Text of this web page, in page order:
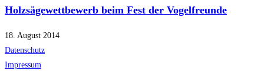
Holzsägewettbewerb beim Fest der Vogelfreunde
18. August 2014
Datenschutz
Impressum